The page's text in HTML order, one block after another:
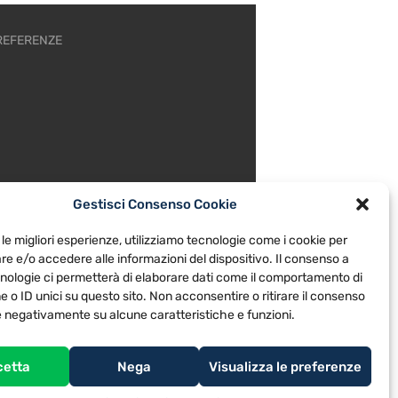
Gestisci Consenso Cookie
migliori esperienze, utilizziamo tecnologie come i cookie per
e/o accedere alle informazioni del dispositivo. Il consenso a
ci permetterà di elaborare dati come il comportamento di
o ID unici su questo sito. Non acconsentire o ritirare il consenso
negativamente su alcune caratteristiche e funzioni.
Nega Visualizza le preferenze